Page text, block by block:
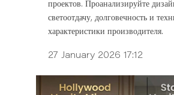
проектов. Проанализируйте
светоотдачу, долговечность и
характеристики производителя.
27 January 2026 17:12